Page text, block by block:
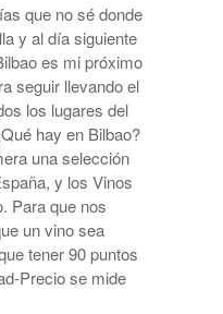
que no sé donde
y al día siguiente
es mi próximo
seguir llevando el
los lugares del
hay en Bilbao?
una selección
y los Vinos
Para que nos
un vino sea
tener 90 puntos
Precio se mide